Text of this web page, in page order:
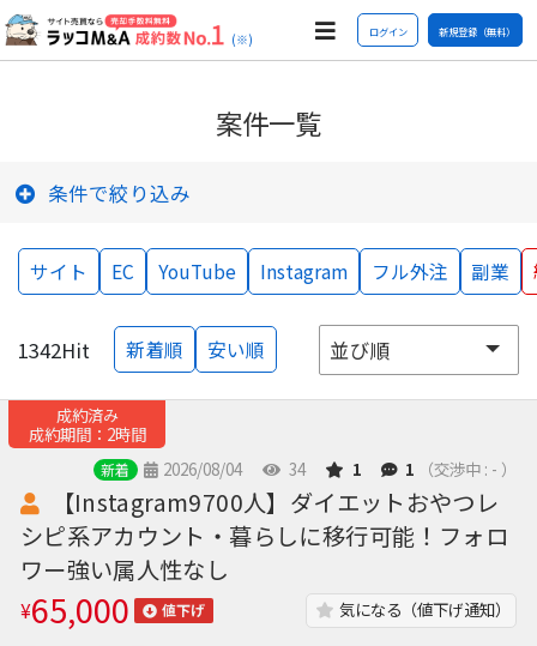
(※) ログイン 新規登録（無料）
案件一覧
条件で絞り込み
サイト EC YouTube Instagram フル外注 副業
1342Hit 新着順 安い順
成約済み
成約期間：2時間
新着 2026/08/04 34 1 1 （交渉中 : - ）
【Instagram9700人】ダイエットおやつレ
シピ系アカウント・暮らしに移行可能！フォロ
ワー強い属人性なし
¥65,000 値下げ 気になる（値下げ通知）